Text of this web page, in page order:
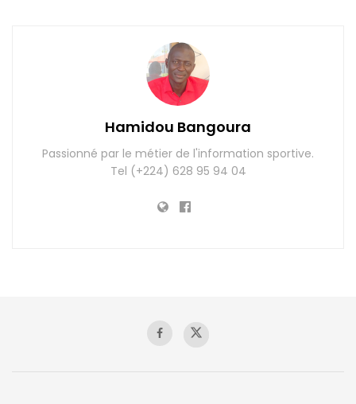
Hamidou Bangoura
Passionné par le métier de l'information sportive.
Tel (+224) 628 95 94 04